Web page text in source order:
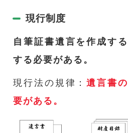
現行制度
自筆証書遺言を作成す
する必要がある。
現行法の規律：遺言書
要がある。